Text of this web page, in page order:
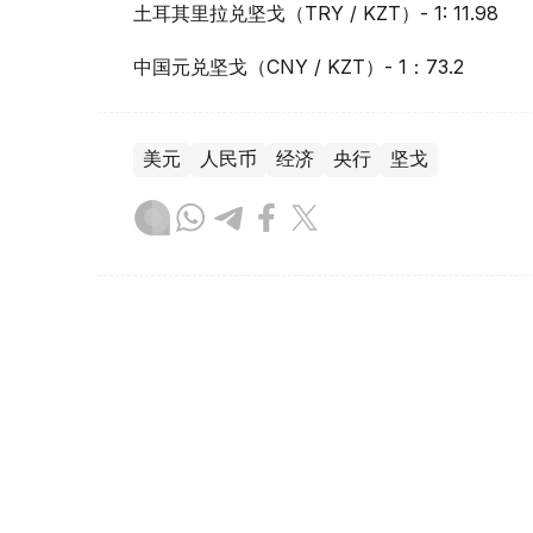
土耳其里拉兑坚戈（TRY / KZT）- 1: 11.98
中国元兑坚戈（CNY / KZT）- 1：73.2
美元 人民币 经济 央行 坚戈